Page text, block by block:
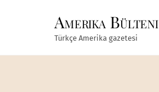
Amerika Bülteni
Türkçe Amerika gazetesi